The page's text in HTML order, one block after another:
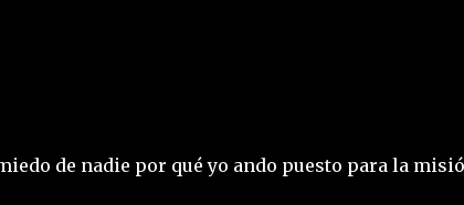
de nadie por qué yo ando puesto para la